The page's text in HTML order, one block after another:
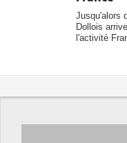
Jusqu'alors
Dollois
l'activité